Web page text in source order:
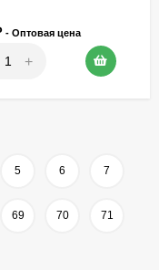
- Оптовая цена
+
5 6 7
69 70 71